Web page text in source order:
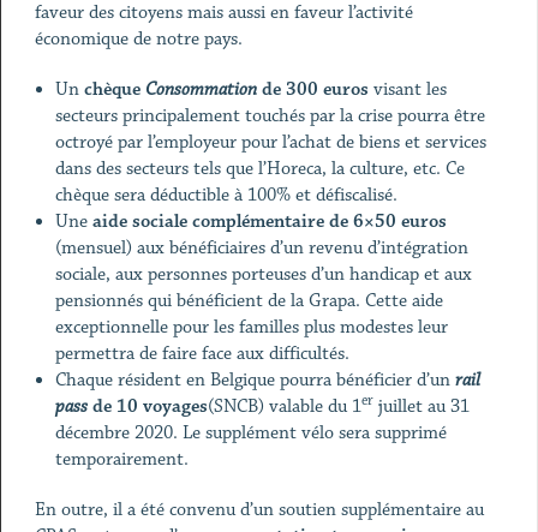
faveur des citoyens mais aussi en faveur l’activité
économique de notre pays.
Unchèque Consommation de 300 eurosvisant les
secteurs principalement touchés par la crise pourra être
octroyé par l’employeur pour l’achat de biens et services
dans des secteurs tels que l’Horeca, la culture, etc. Ce
chèque sera déductible à 100% et défiscalisé.
Uneaide sociale complémentaire de 6×50 euros
(mensuel) aux bénéficiaires d’un revenu d’intégration
sociale, aux personnes porteuses d’un handicap et aux
pensionnés qui bénéficient de la Grapa. Cette aide
exceptionnelle pour les familles plus modestes leur
permettra de faire face aux difficultés.
Chaque résident en Belgique pourra bénéficier d’unrail
pass de 10 voyages(SNCB) valable du 1er juillet au 31
décembre 2020. Le supplément vélo sera supprimé
temporairement.
En outre, il a été convenu d’un soutien supplémentaire au